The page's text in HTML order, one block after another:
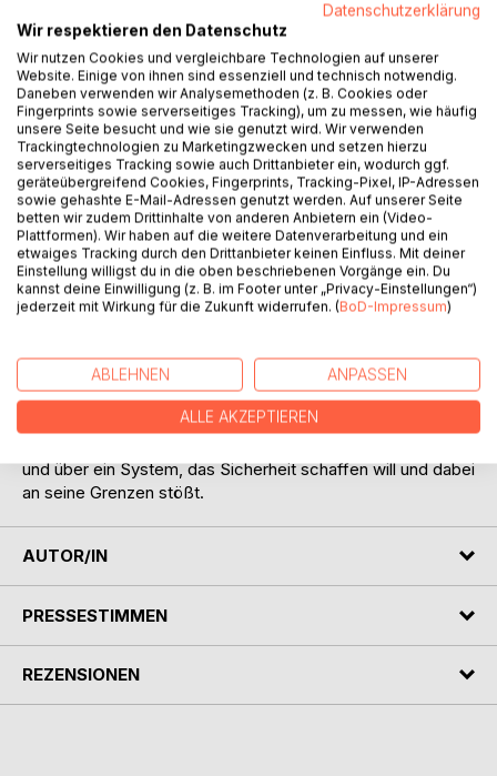
Er war kein Täter.
Und doch wurde er zu einer Gefahr.
Er kam nach Deutschland, um ein neues Leben zu
beginnen.
Dann kam der Moment, der alles veränderte.
Was als persönliche Krise begann, entwickelte sich zu
einer Spirale aus Angst, Kontrolle und Misstrauen.
Behörden greifen ein. Akten wachsen. Einschätzungen
verdichten sich.
Am Ende steht ein Wort: Gefährder.
Anhand eines realen Falls wird sichtbar, wie ein Mensch
ohne strafrechtliche Verurteilung in den Fokus
sicherheitsbehördlicher Maßnahmen gerät.
medizinische Gutachten treffen auf die Perspektive einer
engen Bezugsperson.
Ein bewegendes, verstörendes und hochaktuelles Buch
über psychische Krankheit, Radikalisierung und die Macht
und über ein System, das Sicherheit schaffen will und dabei
an seine Grenzen stößt.
AUTOR/IN
PRESSESTIMMEN
REZENSIONEN
Datenschutzerklärung
Wir respektieren den Datenschutz
Wir nutzen Cookies und vergleichbare Technologien auf unserer
Website. Einige von ihnen sind essenziell und technisch notwendig.
Daneben verwenden wir Analysemethoden (z. B. Cookies oder
Fingerprints sowie serverseitiges Tracking), um zu messen, wie häufig
unsere Seite besucht und wie sie genutzt wird. Wir verwenden
Trackingtechnologien zu Marketingzwecken und setzen hierzu
serverseitiges Tracking sowie auch Drittanbieter ein, wodurch ggf.
geräteübergreifend Cookies, Fingerprints, Tracking-Pixel, IP-Adressen
sowie gehashte E-Mail-Adressen genutzt werden. Auf unserer Seite
betten wir zudem Drittinhalte von anderen Anbietern ein (Video-
Plattformen). Wir haben auf die weitere Datenverarbeitung und ein
etwaiges Tracking durch den Drittanbieter keinen Einfluss. Mit deiner
Einstellung willigst du in die oben beschriebenen Vorgänge ein. Du
kannst deine Einwilligung (z. B. im Footer unter „Privacy-Einstellungen“)
jederzeit mit Wirkung für die Zukunft widerrufen. (BoD-Impressum)
ABLEHNEN ANPASSEN
ALLE AKZEPTIEREN